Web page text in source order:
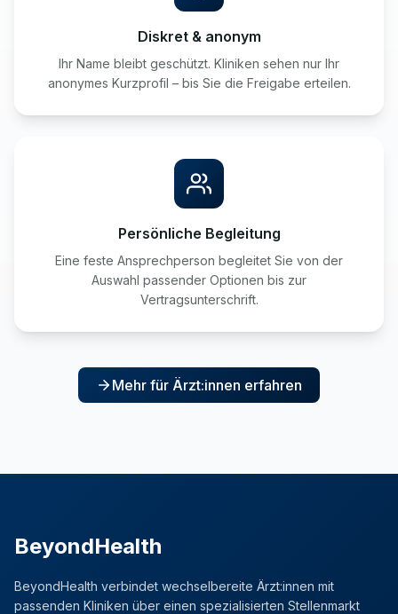
Diskret & anonym
Ihr Name bleibt geschützt. Kliniken sehen nur Ihr
anonymes Kurzprofil – bis Sie die Freigabe erteilen.
Persönliche Begleitung
Eine feste Ansprechperson begleitet Sie von der
Auswahl passender Optionen bis zur
Vertragsunterschrift.
Mehr für Ärzt:innen erfahren
BeyondHealth
BeyondHealth verbindet wechselbereite Ärzt:innen mit
passenden Kliniken über einen spezialisierten Stellenmarkt